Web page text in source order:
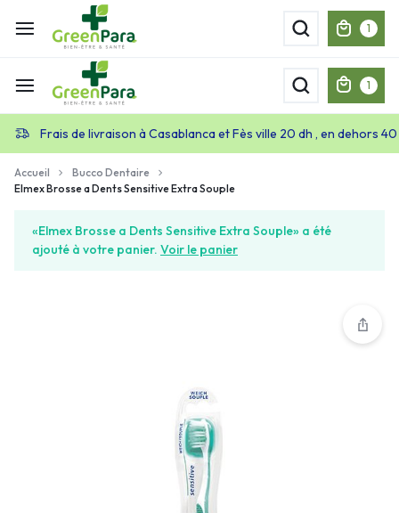
1
1
Frais de livraison à Casablanca et Fès ville 20 dh , en dehors
Accueil
Bucco Dentaire
Elmex Brosse a Dents Sensitive Extra Souple
«Elmex Brosse a Dents Sensitive Extra Souple» a été
ajouté à votre panier. Voir le panier